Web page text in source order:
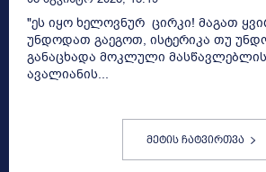
"ეს იყო ხელოვნურ ცირკი! მაგათ
უნდოდათ გაეგოთ, ისტერიკა თუ
განაცხადა მოკლული
ავალიანის...
მეტის ჩატვირთვა